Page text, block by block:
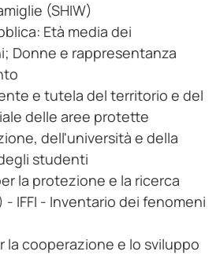
(SHIW)
Età media dei
Donne e rappresentanza
e tutela del territorio e del
delle aree protette
dell'università e della
studenti
la protezione e la ricerca
- IFFI - Inventario dei fenomeni
la cooperazione e lo sviluppo